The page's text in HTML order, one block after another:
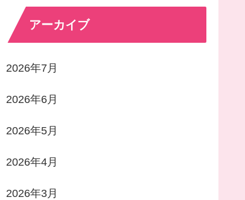
アーカイブ
2026年7月
2026年6月
2026年5月
2026年4月
2026年3月